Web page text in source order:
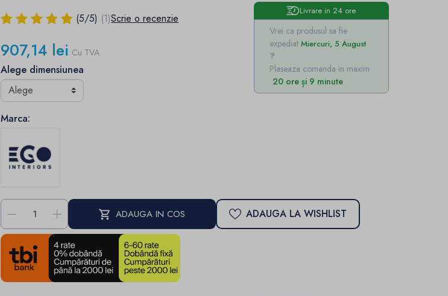
Livrare in 24 ore
Vrei ca produsul sa fie
expediat Miercuri, 5 August
Plaseaza comanda in maxim
20 ore și 9 minute
(5/5) (1)Scrie o recenzie
907,14 lei Cu TVA
Alege dimensiunea
Marca:
- + ADAUGA IN COS ADAUGA LA WISHLIST